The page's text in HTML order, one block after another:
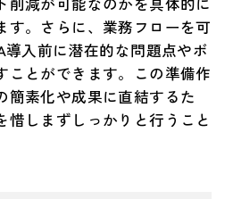
す。さらに、業務フローを可
導入前に潜在的な問題点やボ
ことができます。この準備作
簡素化や成果に直結するた
惜しまずしっかりと行うこと